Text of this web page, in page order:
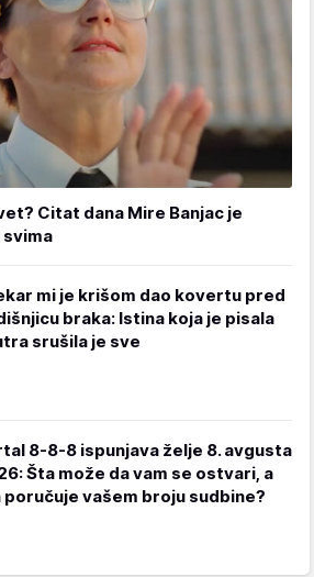
Citat dana Mire Banjac je
mi je krišom dao kovertu pred
braka: Istina koja je pisala
srušila je sve
8-8-8 ispunjava želje 8. avgusta
Šta može da vam se ostvari, a
poručuje vašem broju sudbine?